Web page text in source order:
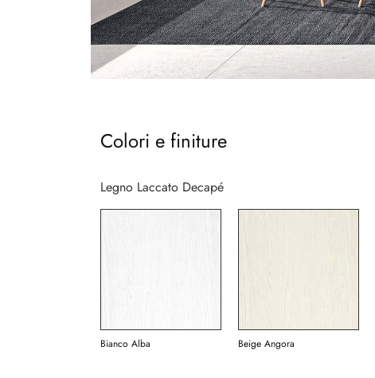
Colori e finiture
Legno Laccato Decapé
Bianco Alba Beige Angora